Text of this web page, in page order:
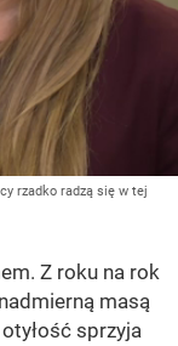
rzadko radzą się w tej
Z roku na rok
masą
sprzyja